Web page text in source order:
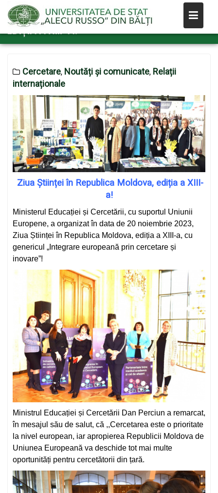
content
ZIUA ȘTIINȚEI ÎN REPUBLICA MOLDOVA,
EDIȚIA A XIII-A!
Cercetare, Noutăți și comunicate, Relații
internaționale
Ziua Științei în Republica Moldova, ediția a XIII-
a!
Ministerul Educației și Cercetării, cu suportul Uniunii
Europene, a organizat în data de 20 noiembrie 2023,
Ziua Științei în Republica Moldova, ediția a XIII-a, cu
genericul „Integrare europeană prin cercetare și
inovare”!
Ministrul Educației și Cercetării Dan Perciun a remarcat,
în mesajul său de salut, că ,,Cercetarea este o prioritate
la nivel european, iar apropierea Republicii Moldova de
Uniunea Europeană va deschide tot mai multe
oportunități pentru cercetătorii din țară.